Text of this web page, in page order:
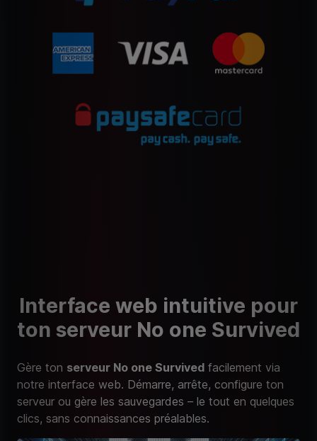
Interface web intuitive pour
ton serveur No one Survived
Gère ton serveur No one Survived facilement via
notre interface web. Démarre, arrête, configure ton
serveur ou gère les sauvegardes – le tout en quelques
clics, sans connaissances préalables.